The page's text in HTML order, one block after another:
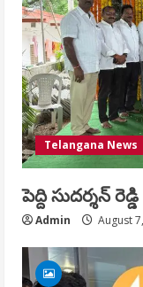
Telangana News
పెద్ది సుదర్శన్
Admin August